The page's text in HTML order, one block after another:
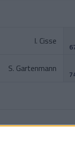
I. Cisse
S. Gartenmann